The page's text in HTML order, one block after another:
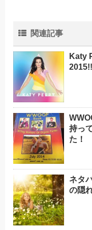
関連記事
Katy
持っ
た！
ネタ
の隠